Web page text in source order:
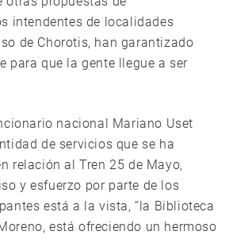
intendentes de localidades
de Chorotis, han garantizado
para que la gente llegue a ser
nacional Mariano Uset
de servicios que se ha
relación al Tren 25 de Mayo,
y esfuerzo por parte de los
está a la vista, “la Biblioteca
está ofreciendo un hermoso